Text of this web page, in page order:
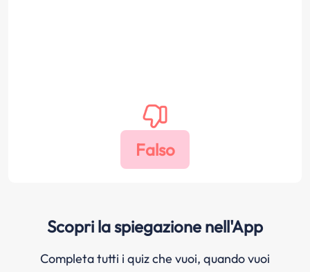
Scopri la spiegazione nell'App
Completa tutti i quiz che vuoi, quando vuoi